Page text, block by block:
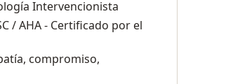
Intervencionista
/ AHA - Certificado por el
compromiso,